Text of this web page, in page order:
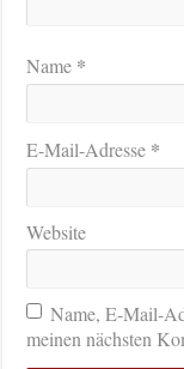
Name *
E-Mail-Adresse *
Website
Name, E-Mail-
meinen nächsten